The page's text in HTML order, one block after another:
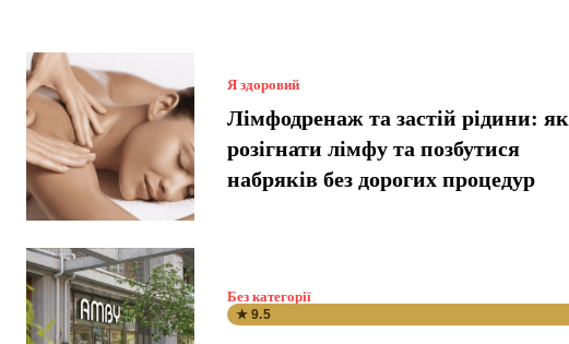
Я здоровий
Лімфодренаж та застій рідини: як
розігнати лімфу та позбутися
набряків без дорогих процедур
Без категорії
★ 9.5